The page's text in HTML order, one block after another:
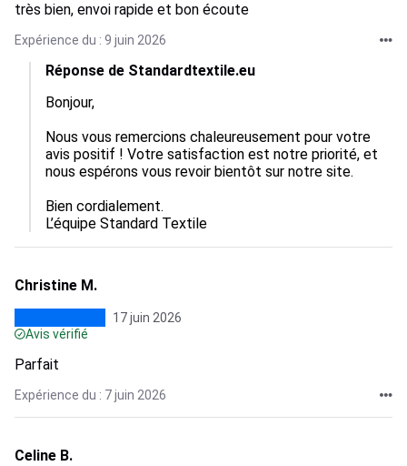
très bien, envoi rapide et bon écoute
Expérience du : 9 juin 2026
Réponse de Standardtextile.eu
Bonjour,
Nous vous remercions chaleureusement pour votre
avis positif ! Votre satisfaction est notre priorité, et
nous espérons vous revoir bientôt sur notre site.
Bien cordialement.
L’équipe Standard Textile
Christine M.
17 juin 2026
Avis vérifié
Parfait
Expérience du : 7 juin 2026
Celine B.